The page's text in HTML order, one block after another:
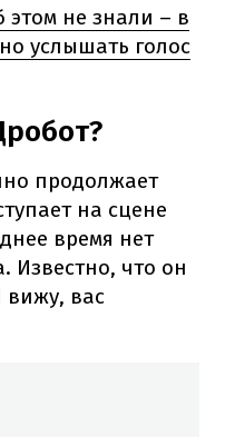
этом не знали – в
услышать голос
продолжает
на сцене
время нет
Известно, что он
вижу, вас